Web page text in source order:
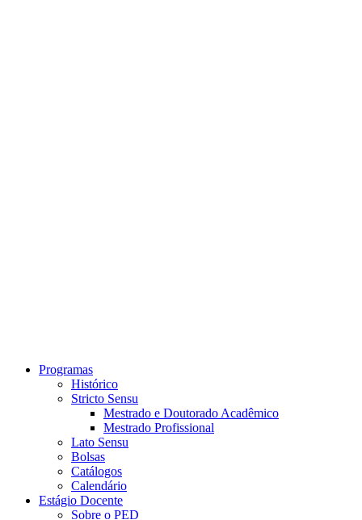
Programas
Histórico
Stricto Sensu
Mestrado e Doutorado Acadêmico
Mestrado Profissional
Lato Sensu
Bolsas
Catálogos
Calendário
Estágio Docente
Sobre o PED